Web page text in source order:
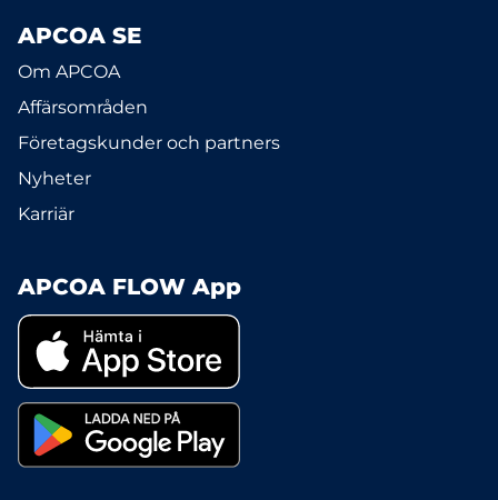
APCOA SE
Om APCOA
Affärsområden
Företagskunder och partners
Nyheter
Karriär
APCOA FLOW App